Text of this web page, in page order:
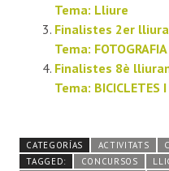
Tema: Lliure
Finalistes 2er
Tema:
Finalistes 8è
Tema: BICICLETES
CATEGORÍAS ACTIVITATS
TAGGED:
CONCURSOS